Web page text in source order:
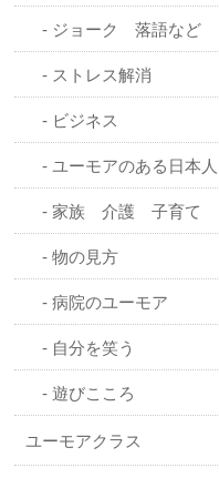
ジョーク 落語など
ストレス解消
ビジネス
ユーモアのある日本人
家族 介護 子育て
物の見方
病院のユーモア
自分を笑う
遊びこころ
ユーモアクラス